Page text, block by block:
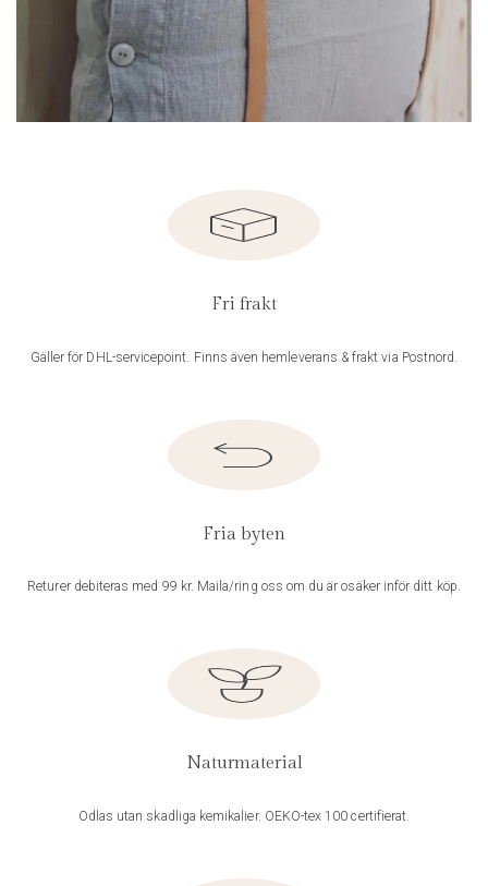
Fri frakt
Gäller för DHL-servicepoint. Finns även hemleverans & frakt via Postnord.
Fria byten
Returer debiteras med 99 kr. Maila/ring oss om du är osäker inför ditt köp.
Naturmaterial
Odlas utan skadliga kemikalier. OEKO-tex 100 certifierat.